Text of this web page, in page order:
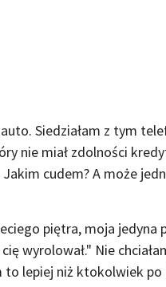
Siedziałam z tym
nie miał zdolności
cudem? A może
piętra, moja jedyna
wyrolował." Nie
to lepiej niż ktokolwiek